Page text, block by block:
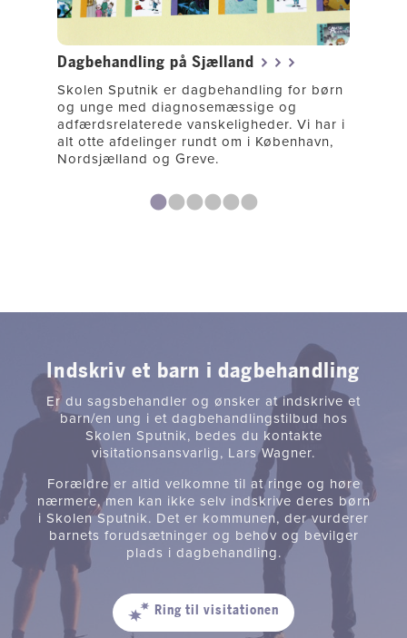
Dagbehandling på Sjælland
Skolen Sputnik er dagbehandling for børn
og unge med diagnosemæssige og
adfærdsrelaterede vanskeligheder. Vi har i
alt otte afdelinger rundt om i København,
Nordsjælland og Greve.
Indskriv et barn i dagbehandling
Er du sagsbehandler og ønsker at indskrive et
barn/en ung i et dagbehandlingstilbud hos
Skolen Sputnik, bedes du kontakte
visitationsansvarlig, Lars Wagner.
Forældre er altid velkomne til at ringe og høre
nærmere, men kan ikke selv indskrive deres børn
i Skolen Sputnik. Det er kommunen, der vurderer
barnets forudsætninger og behov og bevilger
plads i dagbehandling.
Ring til visitationen